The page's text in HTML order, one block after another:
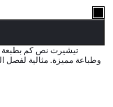
تيشيرت نص كم بطبعة
وطباعة مميزة. مثالية لفصل